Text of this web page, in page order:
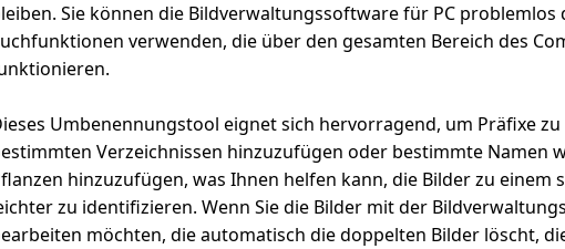
Sie können die Bildverwaltungssoftware für PC
verwenden, die über den gesamten Bereich des
Umbenennungstool eignet sich hervorragend, um Präfixe
Verzeichnissen hinzuzufügen oder bestimmte Namen
hinzuzufügen, was Ihnen helfen kann, die Bilder zu einem
zu identifizieren. Wenn Sie die Bilder mit der
möchten, die automatisch die doppelten Bilder löscht,